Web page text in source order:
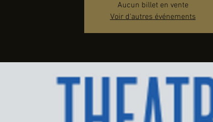
Aucun billet en vente
Voir d'autres événements